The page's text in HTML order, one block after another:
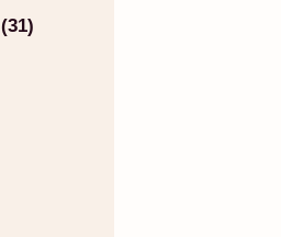
(31)